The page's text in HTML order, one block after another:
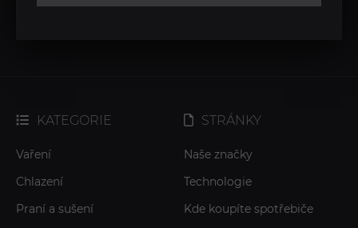
KATEGORIE
Vaření
Chlazení
Praní a sušení
STRÁNKY
Naše značky
Technologie
Kde koupíte spotřebiče